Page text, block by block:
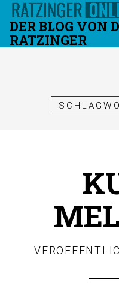
DER BLOG VON
RATZINGER